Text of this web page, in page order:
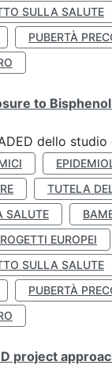
SULLA SALUTE
PUBERTÀ
to
dello
TUTELA
SALUTE
EUROPEI
SULLA SALUTE
PUBERTÀ
project